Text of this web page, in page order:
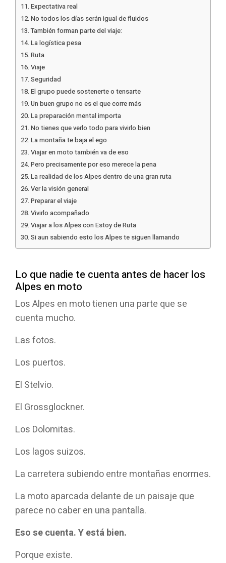
Expectativa real
No todos los días serán igual de fluidos
También forman parte del viaje:
La logística pesa
Ruta
Viaje
Seguridad
El grupo puede sostenerte o tensarte
Un buen grupo no es el que corre más
La preparación mental importa
No tienes que verlo todo para vivirlo bien
La montaña te baja el ego
Viajar en moto también va de eso
Pero precisamente por eso merece la pena
La realidad de los Alpes dentro de una gran ruta
Ver la visión general
Preparar el viaje
Vivirlo acompañado
Viajar a los Alpes con Estoy de Ruta
Si aun sabiendo esto los Alpes te siguen llamando
Lo que nadie te cuenta antes de hacer los
Alpes en moto
Los Alpes en moto tienen una parte que se
cuenta mucho.
Las fotos.
Los puertos.
El Stelvio.
El Grossglockner.
Los Dolomitas.
Los lagos suizos.
La carretera subiendo entre montañas enormes.
La moto aparcada delante de un paisaje que
parece no caber en una pantalla.
Eso se cuenta. Y está bien.
Porque existe.